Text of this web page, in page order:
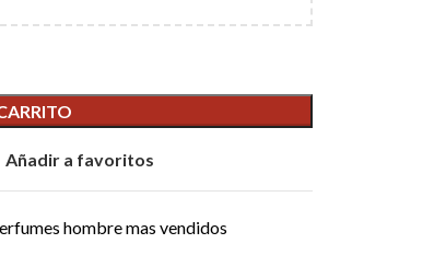
Añadir a favoritos
hombre mas vendidos